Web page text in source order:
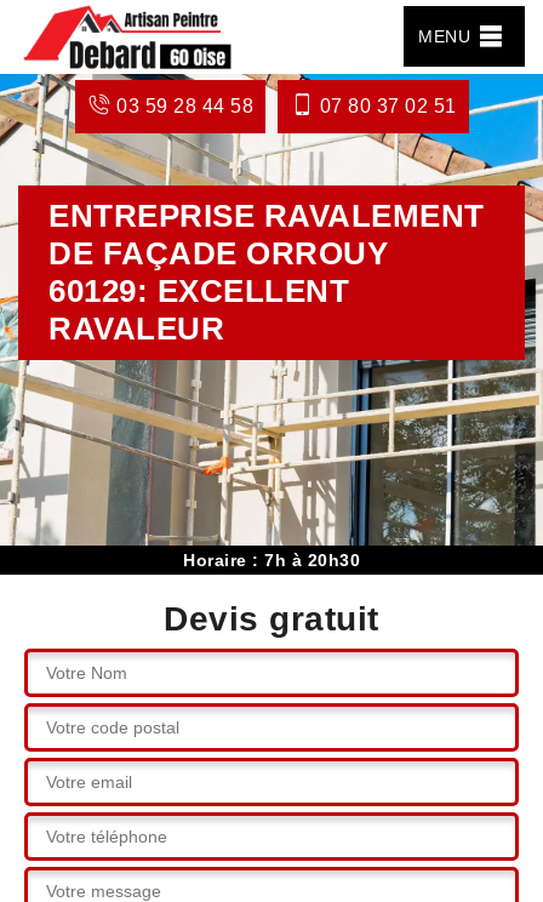
MENU
03 59 28 44 58 07 80 37 02 51
ENTREPRISE RAVALEMENT
DE FAÇADE ORROUY
60129: EXCELLENT
RAVALEUR
Horaire : 7h à 20h30
Devis gratuit